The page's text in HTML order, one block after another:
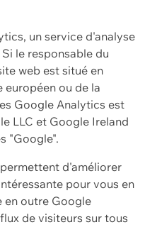
un service d'analyse
le responsable du
web est situé en
européen ou de la
Google Analytics est
LLC et Google Ireland
"Google".
d'améliorer
pour vous en
en outre Google
de visiteurs sur tous